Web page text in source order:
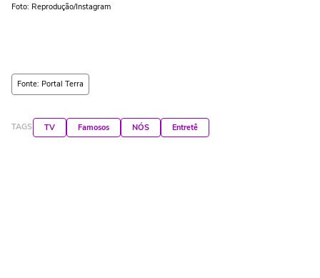
Foto: Reprodução/Instagram
Fonte: Portal Terra
TAGS TV Famosos NÓS Entretê